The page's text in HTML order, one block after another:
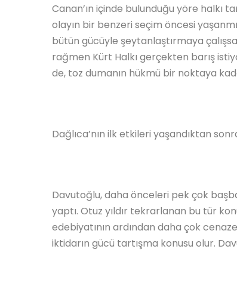
Canan’ın içinde bulunduğu yöre halkı
olayın bir benzeri seçim öncesi
bütün gücüyle şeytanlaştırmaya
rağmen Kürt Halkı gerçekten barış
de, toz dumanın hükmü bir noktaya
Dağlıca’nın ilk etkileri yaşandıktan
Davutoğlu, daha önceleri pek çok
yaptı. Otuz yıldır tekrarlanan bu tür
edebiyatının ardından daha çok
iktidarın gücü tartışma konusu olur.